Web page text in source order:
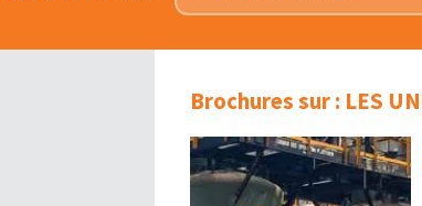
Brochures sur : LES